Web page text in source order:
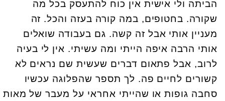
הביתה ולי אישית אין כוח להתעסק בכל מה
שקורה. בחטופים, במה קורה בעזה והכל. זה
מעניין אותי אבל זה קשה. גם בעבודה שואלים
אותי הרבה איפה הייתי ומה עשיתי. אין לי בעיה
לרוב, אבל פתאום דברים שעשית שם נראים לא
קשורים לחיים פה. לך תספר שהפלוגה עכשיו
סחבה גופות או שהייתי אחראי על מעבר של מאות